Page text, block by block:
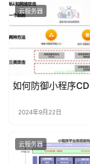
云服务器
如何防御小程序
2024年9月22日
云服务器